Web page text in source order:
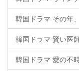
韓国ドラマ その年
韓国ドラマ 賢い医
韓国ドラマ 愛の不